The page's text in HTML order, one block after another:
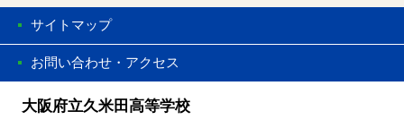
サイトマップ
お問い合わせ・アクセス
大阪府立久米田高等学校